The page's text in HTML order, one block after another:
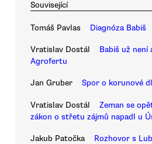
Související
Tomáš Pavlas Diagnóza Babiš
Vratislav Dostál
Babiš už není
Agrofertu
Jan Gruber Spor o korunové
Vratislav Dostál
Zeman se
zákon o střetu zájmů napadl u
Jakub Patočka
Rozhovor s